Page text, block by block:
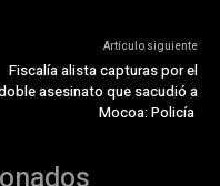
Artículo siguiente
Fiscalía alista capturas por el
asesinato que sacudió a
Mocoa: Policía